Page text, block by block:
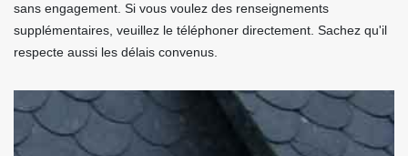
sans engagement. Si vous voulez des renseignements
supplémentaires, veuillez le téléphoner directement. Sachez qu'il
respecte aussi les délais convenus.